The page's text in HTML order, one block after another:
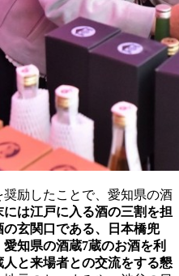
励したことで、愛知県の酒
には江戸に入る酒の三割を担
の玄関口である、日本橋兜
知県の酒蔵7蔵のお酒を利
と来場者との交流をする懇